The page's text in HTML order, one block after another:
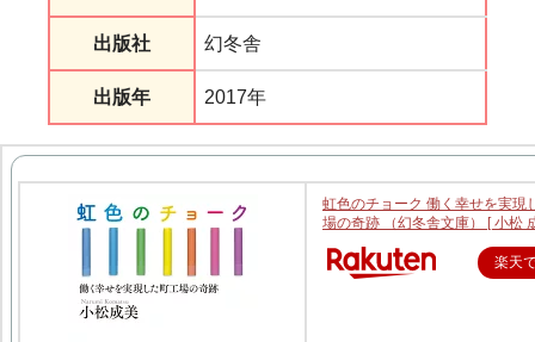
出版社 幻冬舎
出版年 2017年
虹色のチョーク 働く幸せを実現
場の奇跡 （幻冬舎文庫） [ 小松
楽天